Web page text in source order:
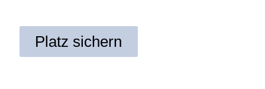
Platz sichern